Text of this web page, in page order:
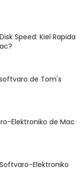
Speed: Kiel Rapida
de Tom's
Elektroniko de Mac
Elektroniko